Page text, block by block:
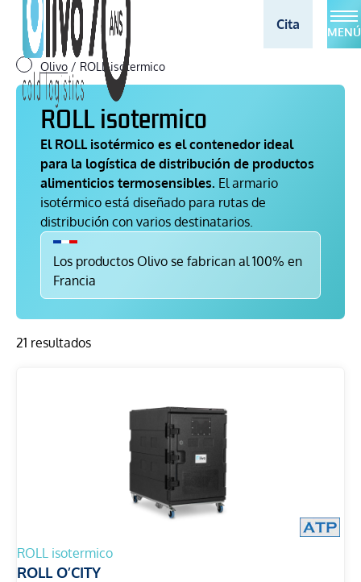
Cita MENÚ
Olivo / ROLL isotermico
ROLL isotermico
El ROLL isotérmico es el contenedor ideal
para la logística de distribución de productos
alimenticios termosensibles. El armario
isotérmico está diseñado para rutas de
distribución con varios destinatarios.
Los productos Olivo se fabrican al 100% en
Francia
21 resultados
ROLL isotermico
ROLL O’CITY